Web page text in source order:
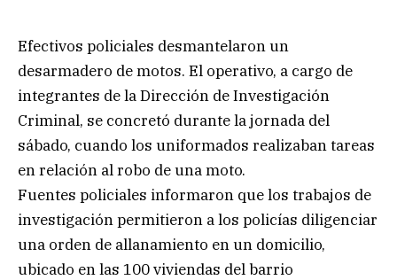
Efectivos policiales desmantelaron un
desarmadero de motos. El operativo, a cargo de
integrantes de la Dirección de Investigación
Criminal, se concretó durante la jornada del
sábado, cuando los uniformados realizaban tareas
en relación al robo de una moto.
Fuentes policiales informaron que los trabajos de
investigación permitieron a los policías diligenciar
una orden de allanamiento en un domicilio,
ubicado en las 100 viviendas del barrio